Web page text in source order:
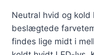
Neutral hvid og
beslægtede
findes lige midt i